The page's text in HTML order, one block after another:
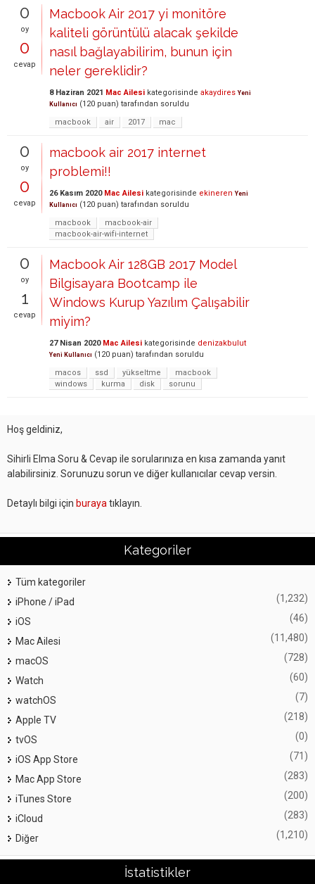
0
oy
0
cevap
Macbook Air 2017 yi monitöre
kaliteli görüntülü alacak şekilde
nasıl bağlayabilirim, bunun için
neler gereklidir?
8 Haziran 2021 Mac Ailesi kategorisinde akaydires Yeni
Kullanıcı (120 puan) tarafından soruldu
macbook
air 2017 mac
0
oy
0
cevap
macbook air 2017 internet
problemi!!
26 Kasım 2020 Mac Ailesi kategorisinde ekineren Yeni
Kullanıcı (120 puan) tarafından soruldu
macbook
macbook-air
macbook-air-wifi-internet
0
oy
1
cevap
Macbook Air 128GB 2017 Model
Bilgisayara Bootcamp ile
Windows Kurup Yazılım Çalışabilir
miyim?
27 Nisan 2020 Mac Ailesi kategorisinde denizakbulut
Yeni Kullanıcı (120 puan) tarafından soruldu
macos
ssd yükseltme
macbook
windows
kurma disk sorunu
Hoş geldiniz,
Sihirli Elma Soru & Cevap ile sorularınıza en kısa zamanda yanıt
alabilirsiniz. Sorunuzu sorun ve diğer kullanıcılar cevap versin.
Detaylı bilgi için buraya tıklayın.
Kategoriler
Tüm kategoriler
iPhone / iPad
(1,232)
iOS (46)
Mac Ailesi (11,480)
macOS (728)
Watch (60)
watchOS (7)
Apple TV (218)
tvOS (0)
iOS App Store (71)
Mac App Store (283)
iTunes Store (200)
iCloud (283)
Diğer (1,210)
İstatistikler